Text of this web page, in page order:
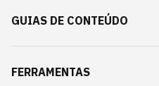
GUIAS DE CONTEÚDO
FERRAMENTAS